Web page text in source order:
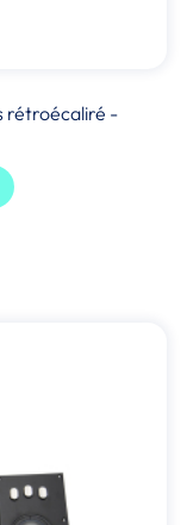
rétroécaliré -